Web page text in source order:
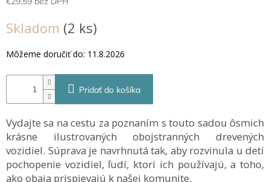
cena:
Skladom (2 ks)
Môžeme doručiť do: 11.8.2026
Pridať do košíka
Vydajte sa na cestu za poznaním s touto sadou ôsmich
krásne ilustrovaných obojstranných drevených
vozidiel. Súprava je navrhnutá tak, aby rozvinula u detí
pochopenie vozidiel, ľudí, ktorí ich používajú, a toho,
ako obaja prispievajú k našej komunite.